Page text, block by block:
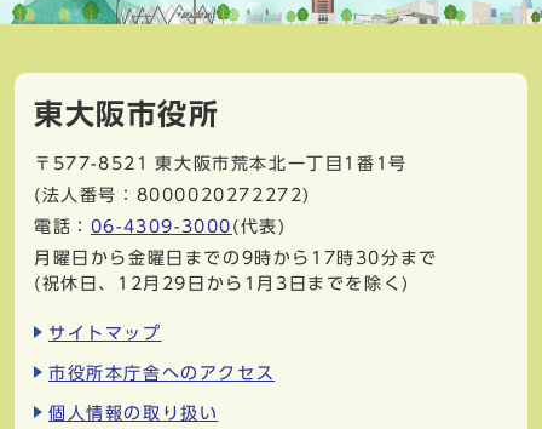
東大阪市役所
〒577-8521
東大阪市荒本北一丁目1番1号
(法人番号：8000020272272)
電話： 06-4309-3000 (代表)
月曜日から金曜日までの9時から17時30分まで
(祝休日、12月29日から1月3日までを除く)
サイトマップ
市役所本庁舎へのアクセス
個人情報の取り扱い